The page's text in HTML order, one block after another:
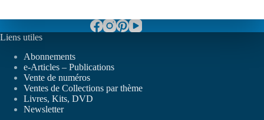
Liens utiles
Abonnements
e-Articles – Publications
Vente de numéros
Ventes de Collections par thème
Livres, Kits, DVD
Newsletter